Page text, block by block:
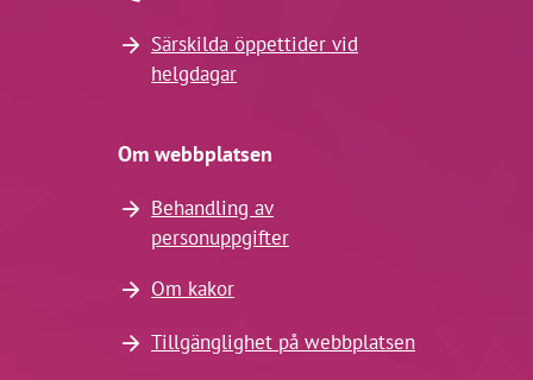
Särskilda öppettider vid
helgdagar
Om webbplatsen
Behandling av
personuppgifter
Om kakor
Tillgänglighet på webbplatsen